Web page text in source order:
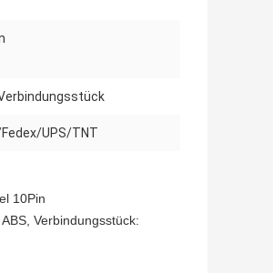
Verbindungsstück
Fedex/UPS/TNT
10Pin
Verbindungsstück: